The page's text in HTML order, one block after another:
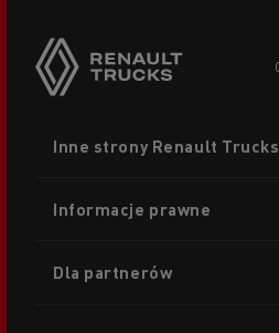
menu
Inne strony Renault Trucks
Informacje prawne
Dla partnerów